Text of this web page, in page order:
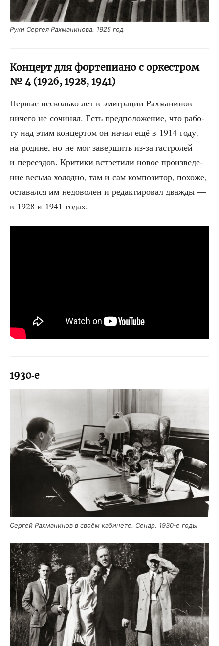
Руки Сер­гея Рах­ма­ни­но­ва. 1925 год
Концерт для фортепиано с оркестром
№ 4 (1926, 1928, 1941)
Пер­вые несколь­ко лет в эми­гра­ции Рах­ма­ни­нов
ниче­го не сочи­нял. Есть пред­по­ло­же­ние, что рабо­
ту над этим кон­цер­том он начал ещё в 1914 году,
на родине, но не мог завер­шить из-за гастро­лей
и пере­ез­дов. Кри­ти­ки встре­ти­ли новое про­из­ве­де­
ние весь­ма холод­но, там и сам ком­по­зи­тор, похо­же,
оста­вал­ся им недо­во­лен и редак­ти­ро­вал два­жды —
в 1928 и 1941 годах.
1930‑е
Сер­гей Рах­ма­ни­нов в сво­ём каби­не­те. Сенар. 1930‑е годы